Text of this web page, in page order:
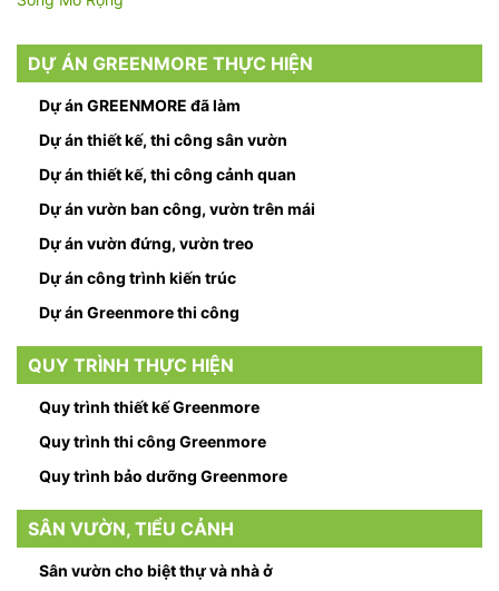
DỰ ÁN GREENMORE THỰC HIỆN
Dự án GREENMORE đã làm
Dự án thiết kế, thi công sân vườn
Dự án thiết kế, thi công cảnh quan
Dự án vườn ban công, vườn trên mái
Dự án vườn đứng, vườn treo
Dự án công trình kiến trúc
Dự án Greenmore thi công
QUY TRÌNH THỰC HIỆN
Quy trình thiết kế Greenmore
Quy trình thi công Greenmore
Quy trình bảo dưỡng Greenmore
SÂN VƯỜN, TIỂU CẢNH
Sân vườn cho biệt thự và nhà ở